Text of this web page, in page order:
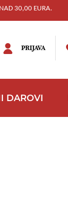
30,00 EURA.
PRIJAVA
DAROVI